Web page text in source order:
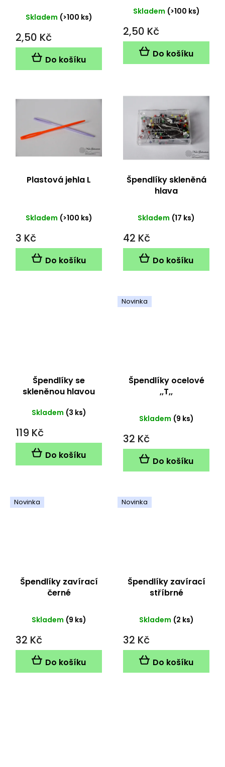
Skladem (>100 ks)
2,50 Kč
Do košíku
Průměrné
je
5,0
z
Skladem (>100 ks)
2,50 Kč
Do košíku
Plastová jehla L
Skladem (>100 ks)
3 Kč
Do košíku
Špendlíky skleněná
hlava
Skladem (17 ks)
42 Kč
Do košíku
Špendlíky se
skleněnou hlavou
Průměrné
je
5,0
z
Skladem (3 ks)
119 Kč
Do košíku
Novinka
Špendlíky ocelové
,,T,,
Skladem (9 ks)
32 Kč
Do košíku
Novinka
Špendlíky zavírací
černé
Skladem (9 ks)
32 Kč
Do košíku
Novinka
Špendlíky zavírací
stříbrné
Skladem (2 ks)
32 Kč
Do košíku